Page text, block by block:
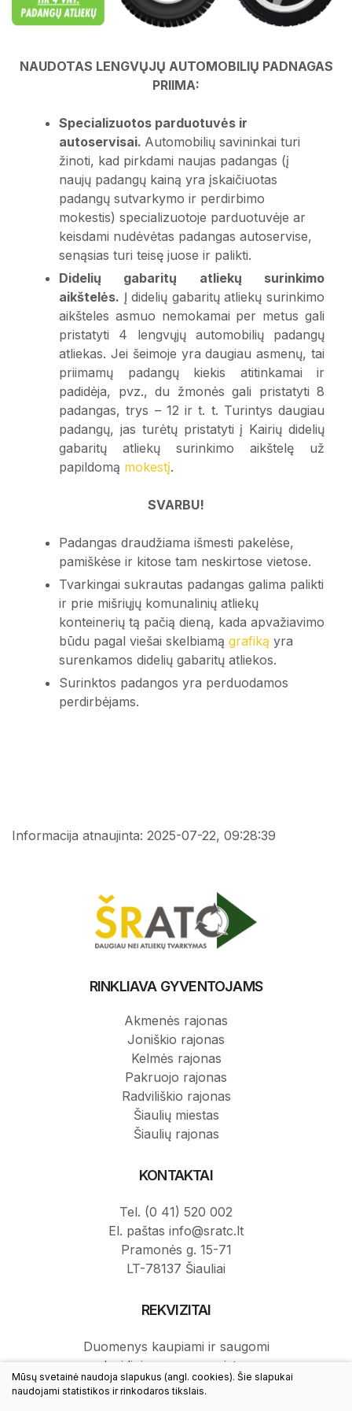
Baldai, langų rėmai, durys
Padangos
Mišriosios komunalinės atliekos
Metalo atliekos
Izoliacinių ir plastiko gaminių atliekos
Asbesto turinčios atliekos
Tekstilė
Pavojingosios atliekos
Statybos ir griovimo atliekos
Žaliosios atliekos
Buitinė technika
Baldai, langų rėmai, durys
Padangos
Mišriosios komunalinės atliekos
Metalo atliekos
Izoliacinių ir plastiko gaminių atliekos
Asbesto turinčios atliekos
NAUDOTAS LENGVŲJŲ AUTOMOBILIŲ PADNAGAS
PRIIMA:
Specializuotos parduotuvės ir
autoservisai. Automobilių savininkai turi
žinoti, kad pirkdami naujas padangas (į
naujų padangų kainą yra įskaičiuotas
padangų sutvarkymo ir perdirbimo
mokestis) specializuotoje parduotuvėje ar
keisdami nudėvėtas padangas autoservise,
senąsias turi teisę juose ir palikti.
Didelių gabaritų atliekų surinkimo
aikštelės. Į didelių gabaritų atliekų surinkimo
aikšteles asmuo nemokamai per metus gali
pristatyti 4 lengvųjų automobilių padangų
atliekas. Jei šeimoje yra daugiau asmenų, tai
priimamų padangų kiekis atitinkamai ir
padidėja, pvz., du žmonės gali pristatyti 8
padangas, trys – 12 ir t. t. Turintys daugiau
padangų, jas turėtų pristatyti į Kairių didelių
gabaritų atliekų surinkimo aikštelę už
papildomą mokestį.
SVARBU!
Padangas draudžiama išmesti pakelėse,
pamiškėse ir kitose tam neskirtose vietose.
Tvarkingai sukrautas padangas galima palikti
ir prie mišriųjų komunalinių atliekų
konteinerių tą pačią dieną, kada apvažiavimo
būdu pagal viešai skelbiamą grafiką yra
surenkamos didelių gabaritų atliekos.
Surinktos padangos yra perduodamos
perdirbėjams.
Informacija atnaujinta: 2025-07-22, 09:28:39
RINKLIAVA GYVENTOJAMS
Akmenės rajonas
Joniškio rajonas
Kelmės rajonas
Pakruojo rajonas
Radviliškio rajonas
Šiaulių miestas
Šiaulių rajonas
KONTAKTAI
Tel. (0 41) 520 002
El. paštas info@sratc.lt
Pramonės g. 15-71
LT-78137 Šiauliai
REKVIZITAI
Duomenys kaupiami ir saugomi
Juridinių asmenų registre.
Juridinio asmens kodas: 145787276.
Mūsų svetainė naudoja slapukus (angl. cookies). Šie slapukai
naudojami statistikos ir rinkodaros tikslais.